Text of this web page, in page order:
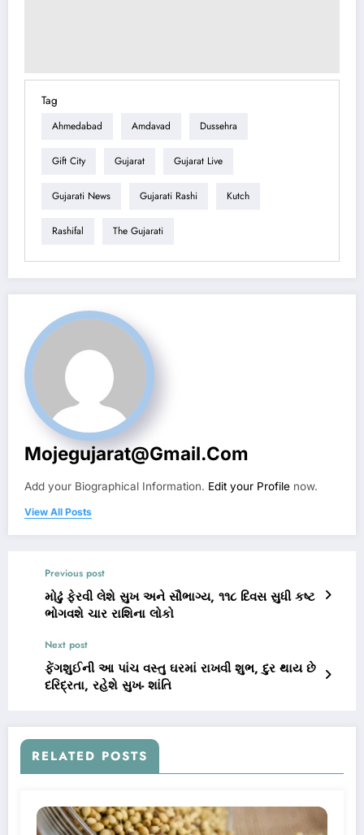
Tag
Ahmedabad Amdavad Dussehra
Gift City Gujarat Gujarat Live
Gujarati News Gujarati Rashi Kutch
Rashifal The Gujarati
Mojegujarat@gmail.com
Add your Biographical Information. Edit your Profile now.
View All Posts
Previous post
મોઢું ફેરવી લેશે સુખ અને સૌભાગ્ય, ૧૧૮ દિવસ સુધી કષ્ટ
ભોગવશે ચાર રાશિના લોકો
Next post
ફેંગશુઈની આ પાંચ વસ્તુ ઘરમાં રાખવી શુભ, દુર થાય છે
દરિદ્રતા, રહેશે સુખ- શાંતિ
RELATED POSTS